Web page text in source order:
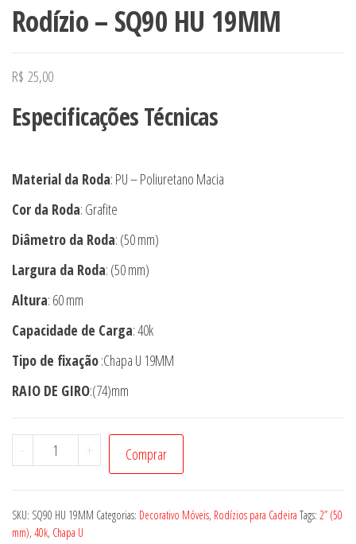
Rodízio – SQ90 HU 19MM
R$ 25,00
Especificações Técnicas
Material da Roda: PU – Poliuretano Macia
Cor da Roda: Grafite
Diâmetro da Roda: (50 mm)
Largura da Roda: (50 mm)
Altura: 60 mm
Capacidade de Carga: 40k
Tipo de fixação:Chapa U 19MM
RAIO DE GIRO:(74)mm
-
Rodízio
-
HU
19MM
+ Comprar
SKU: SQ90 HU 19MM Categorias: Decorativo Móveis, Rodízios para Cadeira Tags: 2” (50
mm), 40k, Chapa U